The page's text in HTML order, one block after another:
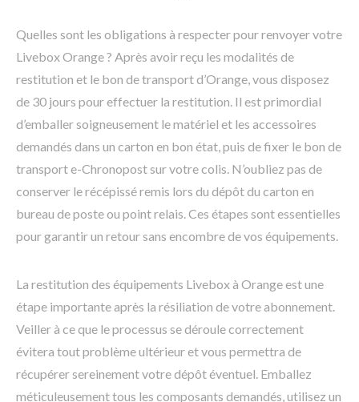
Quelles sont les obligations à respecter pour renvoyer votre
Livebox Orange ? Après avoir reçu les modalités de
restitution et le bon de transport d’Orange, vous disposez
de 30 jours pour effectuer la restitution. Il est primordial
d’emballer soigneusement le matériel et les accessoires
demandés dans un carton en bon état, puis de fixer le bon de
transport e-Chronopost sur votre colis. N’oubliez pas de
conserver le récépissé remis lors du dépôt du carton en
bureau de poste ou point relais. Ces étapes sont essentielles
pour garantir un retour sans encombre de vos équipements.
La restitution des équipements Livebox à Orange est une
étape importante après la résiliation de votre abonnement.
Veiller à ce que le processus se déroule correctement
évitera tout problème ultérieur et vous permettra de
récupérer sereinement votre dépôt éventuel. Emballez
méticuleusement tous les composants demandés, utilisez un